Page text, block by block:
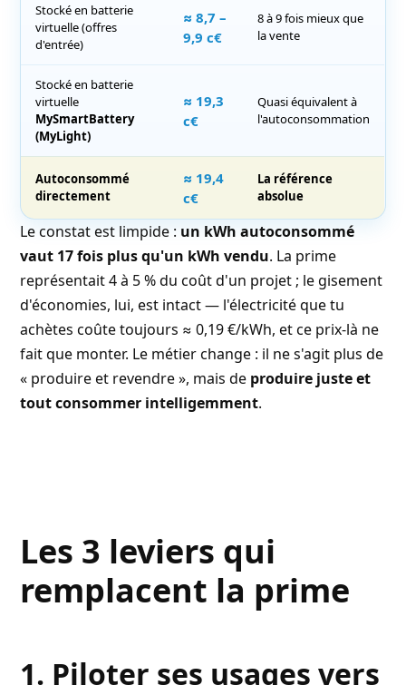
Stocké en batterie
virtuelle (offres
d'entrée)
≈ 8,7 –
9,9 c€
8 à 9 fois mieux que
la vente
Stocké en batterie
virtuelle
MySmartBattery
(MyLight)
≈ 19,3
c€
Quasi équivalent à
l'autoconsommation
Autoconsommé
directement
≈ 19,4
c€
La référence
absolue
Le constat est limpide : un kWh autoconsommé
vaut 17 fois plus qu'un kWh vendu. La prime
représentait 4 à 5 % du coût d'un projet ; le gisement
d'économies, lui, est intact — l'électricité que tu
achètes coûte toujours ≈ 0,19 €/kWh, et ce prix-là ne
fait que monter. Le métier change : il ne s'agit plus de
« produire et revendre », mais de produire juste et
tout consommer intelligemment.
Les 3 leviers qui
remplacent la prime
1. Piloter ses usages vers